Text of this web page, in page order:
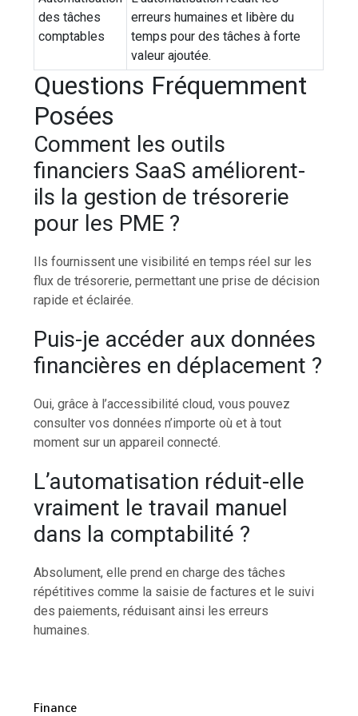
des tâches
comptables
erreurs humaines et libère du
temps pour des tâches à forte
valeur ajoutée.
Questions Fréquemment
Posées
Comment les outils
financiers SaaS améliorent-
ils la gestion de trésorerie
pour les PME ?
Ils fournissent une visibilité en temps réel sur les
flux de trésorerie, permettant une prise de décision
rapide et éclairée.
Puis-je accéder aux données
financières en déplacement ?
Oui, grâce à l’accessibilité cloud, vous pouvez
consulter vos données n’importe où et à tout
moment sur un appareil connecté.
L’automatisation réduit-elle
vraiment le travail manuel
dans la comptabilité ?
Absolument, elle prend en charge des tâches
répétitives comme la saisie de factures et le suivi
des paiements, réduisant ainsi les erreurs
humaines.
Finance